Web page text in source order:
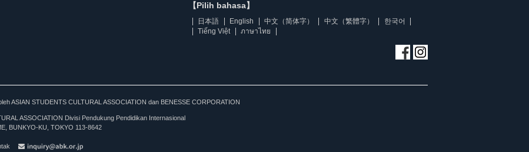
【Pilih bahasa】
日本語 English 中文（简体字） 中文（繁體字）
한국어
Tiếng Việt
ภาษาไทย
ASIAN STUDENTS CULTURAL ASSOCIATION dan BENESSE CORPORATION
ASSOCIATION Divisi Pendukung Pendidikan Internasional
BUNKYO-KU, TOKYO 113-8642